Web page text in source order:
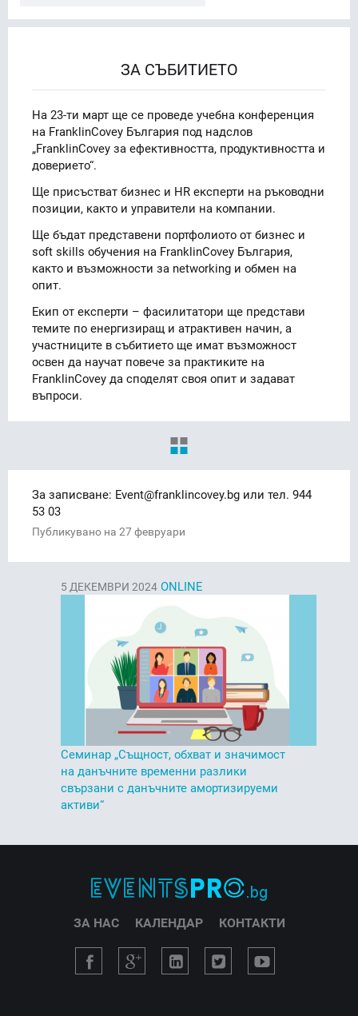
ЗА СЪБИТИЕТО
На 23-ти март ще се проведе учебна конференция
на FranklinCovey България под надслов
„FranklinCovey за ефективността, продуктивността и
доверието“.
Ще присъстват бизнес и HR експерти на ръководни
позиции, както и управители на компании.
Ще бъдат представени портфолиото от бизнес и
soft skills обучения на FranklinCovey България,
както и възможности за networking и обмен на
опит.
Екип от експерти – фасилитатори ще представи
темите по енергизиращ и атрактивен начин, а
участниците в събитието ще имат възможност
освен да научат повече за практиките на
FranklinCovey да споделят своя опит и задават
въпроси.
За записване: Event@franklincovey.bg или тел. 944
53 03
Публикувано на 27 февруари
5 ДЕКЕМВРИ 2024 ONLINE
Семинар „Същност, обхват и значимост
на данъчните временни разлики
свързани с данъчните амортизируеми
активи“
ЗА НАС КАЛЕНДАР КОНТАКТИ